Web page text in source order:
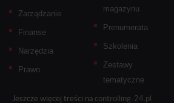
Zarządzanie
Finanse
Narzędzia
Prawo
magazynu
Prenumerata
Szkolenia
Zestawy
tematyczne
Jeszcze więcej treści na controlling-24.pl